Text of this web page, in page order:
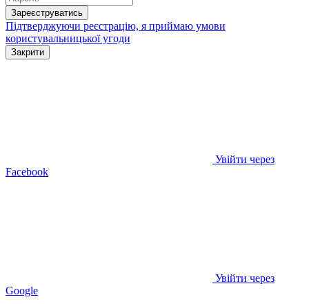
Зареєструватись
Підтверджуючи реєстрацію, я приймаю умови
користувальницької угоди
Закрити
Увійти через
Facebook
Увійти через
Google